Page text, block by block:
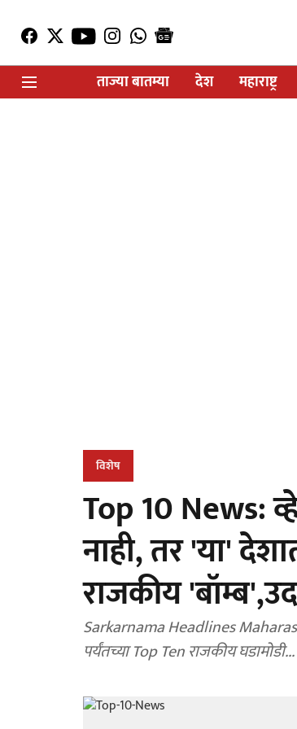
ताज्या बातम्या
देश महाराष्ट्र
विशेष
Top 10 News:
नाही, तर 'या'
राजकीय
Sarkarnama Headlines
पर्यंतच्या Top Ten राजकीय घडामोडी...